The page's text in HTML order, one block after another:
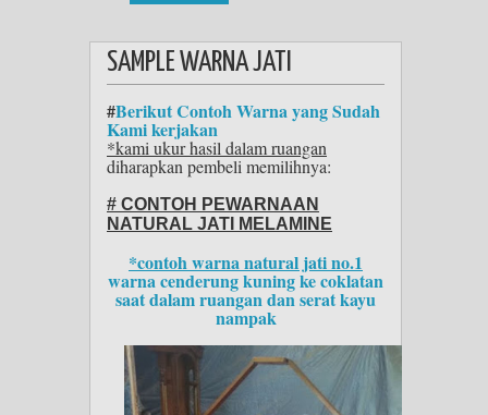
SAMPLE WARNA JATI
#Berikut Contoh Warna yang Sudah
Kami kerjakan
*kami ukur hasil dalam ruangan
diharapkan pembeli memilihnya:
# CONTOH PEWARNAAN
NATURAL JATI MELAMINE
*contoh warna natural jati no.1
warna cenderung kuning ke coklatan
saat dalam ruangan dan serat kayu
nampak